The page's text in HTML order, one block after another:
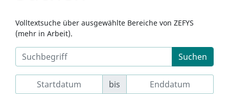
Volltextsuche über ausgewählte Bereiche von ZEFYS
(mehr in Arbeit).
Suchen
bis